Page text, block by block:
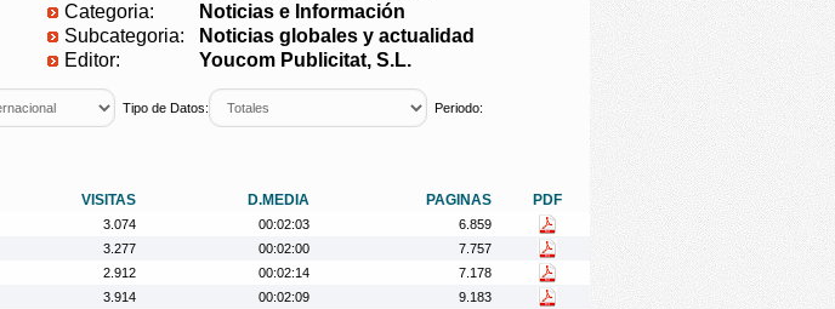
Categoria:
Noticias e Información
Subcategoria:
Noticias globales y actualidad
Editor:
Youcom Publicitat, S.L.
Tipo de Datos: Periodo:
VISITAS D.MEDIA PAGINAS PDF
3.074 00:02:03
6.859
3.277 00:02:00
7.757
2.912 00:02:14
7.178
3.914 00:02:09
9.183